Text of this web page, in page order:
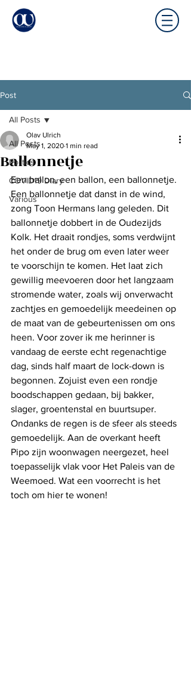
Post
All Posts
Politics
COVID19 Diary
Various
All Posts
Ballonnetje
Olav Ulrich
May 1, 2020 1 min read
Een ballon, een ballon, een ballonnetje.
Een ballonnetje dat danst in de wind,
zong Toon Hermans lang geleden. Dit
ballonnetje dobbert in de Oudezijds
Kolk. Het draait rondjes, soms verdwijnt
het onder de brug om even later weer
te voorschijn te komen. Het laat zich
gewillig meevoeren door het langzaam
stromende water, zoals wij onverwacht
zachtjes en gemoedelijk meedeinen op
de maat van de gebeurtenissen om ons
heen. Voor zover ik me herinner is
vandaag de eerste echt regenachtige
dag, sinds half maart de lock-down is
begonnen. Zojuist even een rondje
boodschappen gedaan, bij bakker,
slager, groentenstal en buurtsuper.
Ondanks de regen is de sfeer als steeds
gemoedelijk. Aan de overkant heeft
Pipo zijn woonwagen neergezet, heel
toepasselijk vlak voor Het Paleis van de
Weemoed. Wat een voorrecht is het
toch om hier te wonen!